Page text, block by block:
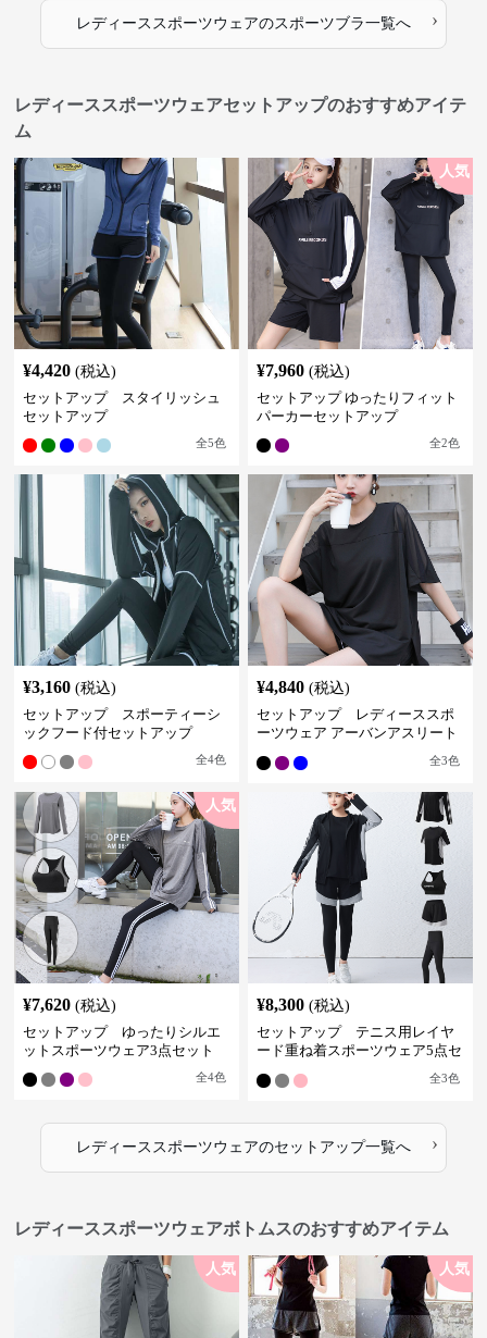
レディーススポーツウェアのスポーツブラ一覧へ ›
レディーススポーツウェアセットアップのおすすめアイテ
ム
¥4,420 (税込)
セットアップ スタイリッシュ
セットアップ
全5色
人気
¥7,960 (税込)
セットアップ ゆったりフィット
パーカーセットアップ
全2色
¥3,160 (税込)
セットアップ スポーティーシ
ックフード付セットアップ
全4色
¥4,840 (税込)
セットアップ レディーススポ
ーツウェア アーバンアスリート
全3色
人気
¥7,620 (税込)
セットアップ ゆったりシルエ
ットスポーツウェア3点セット
全4色
¥8,300 (税込)
セットアップ テニス用レイヤ
ード重ね着スポーツウェア5点セ
全3色
レディーススポーツウェアのセットアップ一覧へ ›
レディーススポーツウェアボトムスのおすすめアイテム
人気 人気